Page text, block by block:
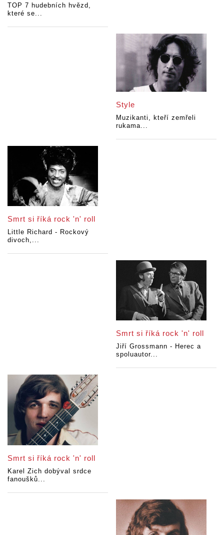
TOP 7 hudebních hvězd,
které se...
Style
Muzikanti, kteří zemřeli
rukama...
Smrt si říká rock 'n' roll
Little Richard - Rockový
divoch,...
Smrt si říká rock 'n' roll
Jiří Grossmann - Herec a
spoluautor...
Smrt si říká rock 'n' roll
Karel Zich dobýval srdce
fanoušků...